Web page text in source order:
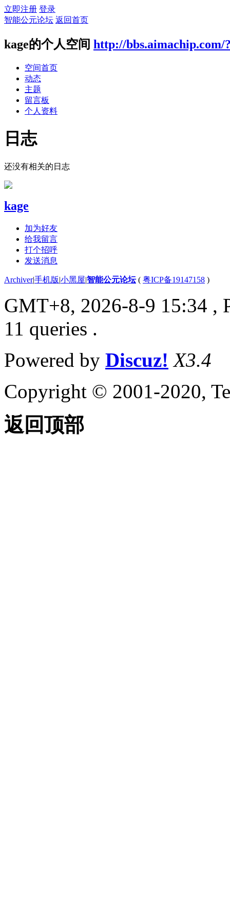
立即注册 登录
智能公元论坛 返回首页
kage的个人空间 http://bbs.aimachip.com/
空间首页
动态
主题
留言板
个人资料
日志
还没有相关的日志
kage
加为好友
给我留言
打个招呼
发送消息
Archiver|手机版|小黑屋|智能公元论坛( 粤ICP备19147158 )
GMT+8, 2026-8-9 15:34 ,
11 queries .
Powered by Discuz! X3.4
Copyright © 2001-2020,
返回顶部